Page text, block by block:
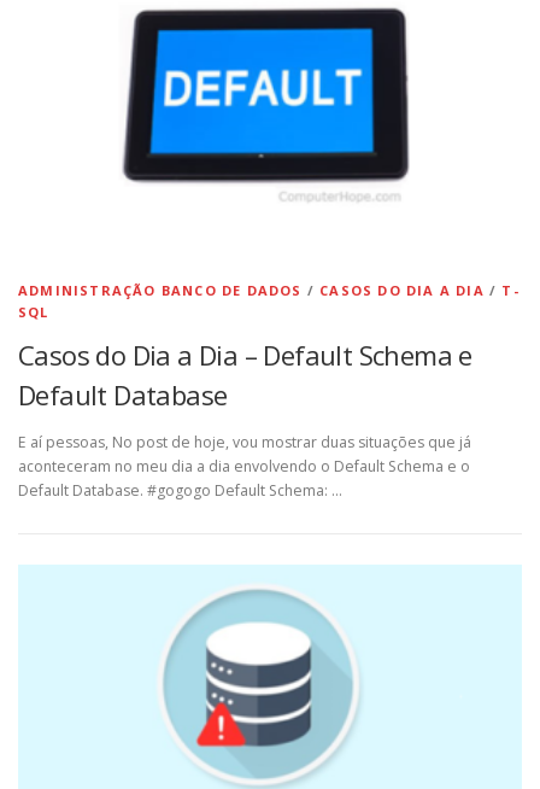
ADMINISTRAÇÃO BANCO DE DADOS / CASOS DO DIA A DIA / T-
SQL
Casos do Dia a Dia – Default Schema e
Default Database
E aí pessoas, No post de hoje, vou mostrar duas situações que já
aconteceram no meu dia a dia envolvendo o Default Schema e o
Default Database. #gogogo Default Schema: …